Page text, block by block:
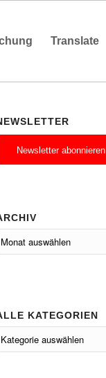
Translate
Newsletter abonnieren
KATEGORIEN